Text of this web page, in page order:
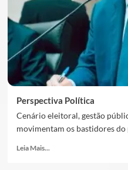
Perspectiva Política
Cenário eleitoral, gestão
movimentam os bastidores do
Leia Mais...